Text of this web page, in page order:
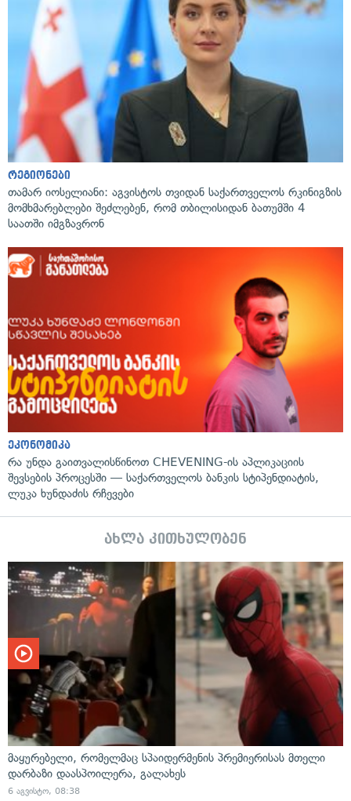
რეგიონები
თამარ იოსელიანი: აგვისტოს თვიდან საქართველოს რკინიგზის
მომხმარებლები შეძლებენ, რომ თბილისიდან ბათუმში 4
საათში იმგზავრონ
ეკონომიკა
რა უნდა გაითვალისწინოთ CHEVENING-ის აპლიკაციის
შევსების პროცესში — საქართველოს ბანკის სტიპენდიატის,
ლუკა ხუნდაძის რჩევები
ახლა კითხულობენ
მაყურებელი, რომელმაც სპაიდერმენის პრემიერისას მთელი
დარბაზი დაასპოილერა, გალახეს
6 აგვისტო, 08:38